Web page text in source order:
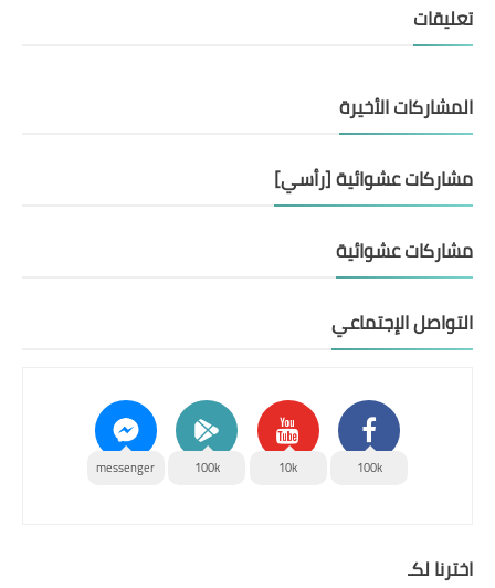
تعليقات
المشاركات الأخيرة
مشاركات عشوائية [رأسي]
مشاركات عشوائية
التواصل الإجتماعي
100k
10k
100k
messenger
اخترنا لكـ